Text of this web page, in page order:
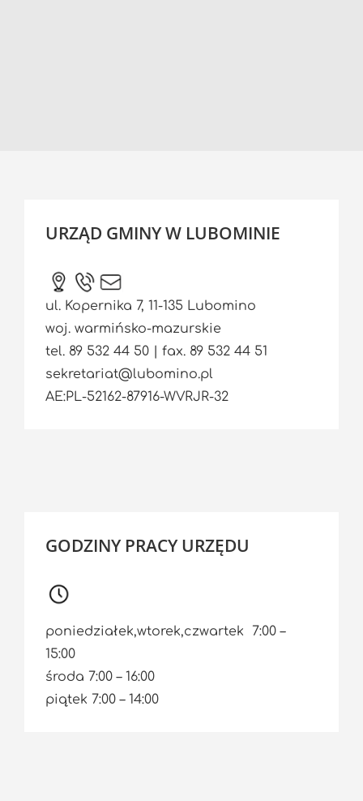
URZĄD GMINY W LUBOMINIE
ul. Kopernika 7, 11-135 Lubomino
woj. warmińsko-mazurskie
tel. 89 532 44 50 | fax. 89 532 44 51
sekretariat@lubomino.pl
AE:PL-52162-87916-WVRJR-32
GODZINY PRACY URZĘDU
poniedziałek,wtorek,czwartek 7:00 –
15:00
środa 7:00 – 16:00
piątek 7:00 – 14:00